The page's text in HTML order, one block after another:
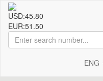
USD:45.80
EUR:51.50
ENG